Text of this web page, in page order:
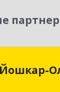
Йошкар-
Эл Респ,